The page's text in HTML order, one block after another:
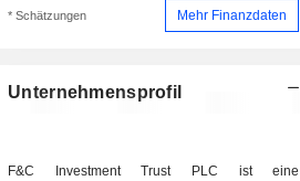
* Schätzungen Mehr Finanzdaten
Unternehmensprofil
F&C Investment Trust PLC ist eine